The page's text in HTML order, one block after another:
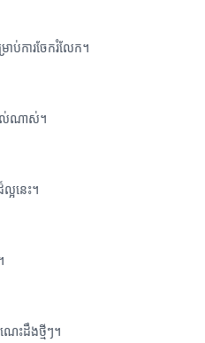
ប់ការចែករំលែក។
ល់ណាស់។
នេះ។
េះដឹងថ្មីៗ។